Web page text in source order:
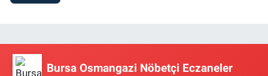
Bursa Osmangazi Nöbetçi Eczaneler